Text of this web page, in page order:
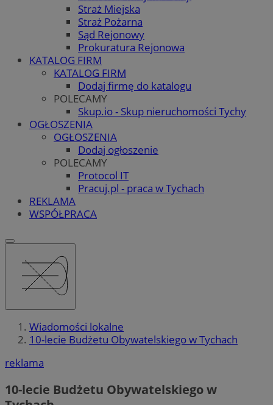
Straż Miejska
Straż Pożarna
Sąd Rejonowy
Prokuratura Rejonowa
KATALOG FIRM
KATALOG FIRM
Dodaj firmę do katalogu
POLECAMY
Skup.io - Skup nieruchomości Tychy
OGŁOSZENIA
OGŁOSZENIA
Dodaj ogłoszenie
POLECAMY
Protocol IT
Pracuj.pl - praca w Tychach
REKLAMA
WSPÓŁPRACA
Wiadomości lokalne
10-lecie Budżetu Obywatelskiego w Tychach
reklama
10-lecie Budżetu Obywatelskiego w